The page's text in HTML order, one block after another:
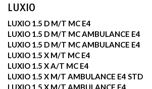
LUXIO
LUXIO 1.5 D M/T MC E4
LUXIO 1.5 D M/T MC AMBULANCE E4
LUXIO 1.5 D M/T MC AMBULANCE E4
LUXIO 1.5 X M/T MC E4
LUXIO 1.5 X A/T MC E4
LUXIO 1.5 X M/T AMBULANCE E4 STD
LUXIO 1.5 X M/T AMBULANCE E4